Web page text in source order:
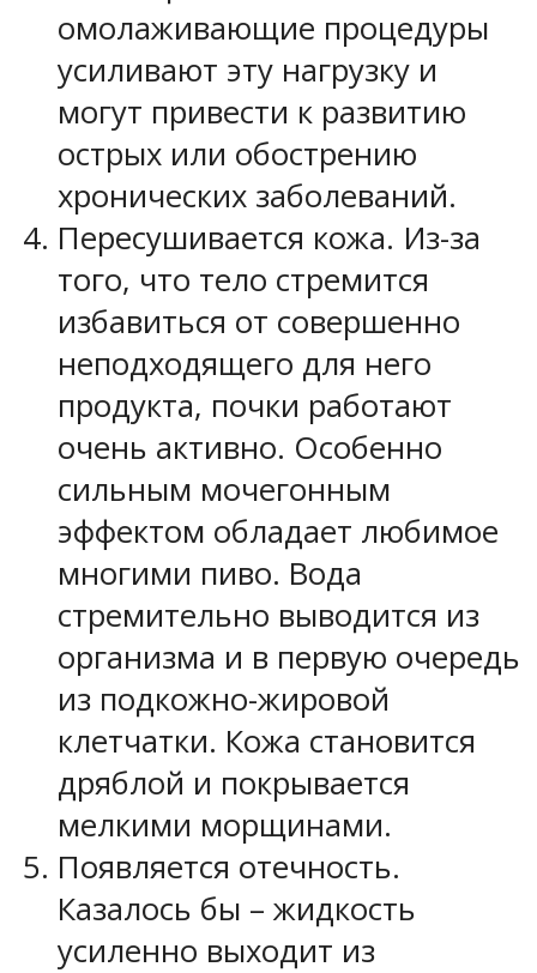
омолаживающие процедуры
усиливают эту нагрузку и
могут привести к развитию
острых или обострению
хронических заболеваний.
Пересушивается кожа. Из-за
того, что тело стремится
избавиться от совершенно
неподходящего для него
продукта, почки работают
очень активно. Особенно
сильным мочегонным
эффектом обладает любимое
многими пиво. Вода
стремительно выводится из
организма и в первую очередь
из подкожно-жировой
клетчатки. Кожа становится
дряблой и покрывается
мелкими морщинами.
Появляется отечность.
Казалось бы – жидкость
усиленно выходит из